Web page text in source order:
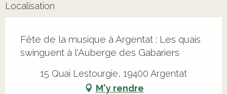
Localisation
Fête de la musique à Argentat : Les quais
swinguent à l'Auberge des Gabariers
15 Quai Lestourgie, 19400 Argentat
M'y rendre